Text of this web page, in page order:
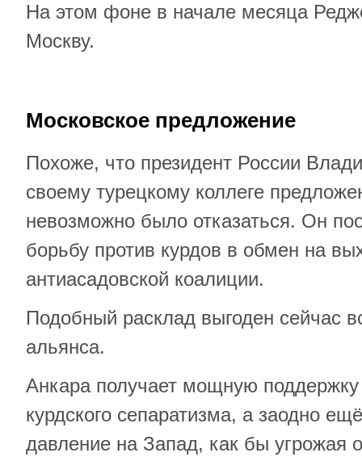
На этом фоне в начале месяца
Москву.
Московское предложение
Похоже, что президент России
своему турецкому коллеге
невозможно было отказаться. Он
борьбу против курдов в обмен на
антиасадовской коалиции.
Подобный расклад выгоден сейчас
альянса.
Анкара получает мощную
курдского сепаратизма, а заодно
давление на Запад, как бы угрожая